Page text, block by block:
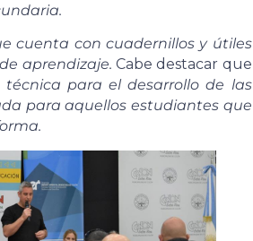
cuenta con cuadernillos y útiles
aprendizaje. Cabe destacar que
para el desarrollo de las
para aquellos estudiantes que